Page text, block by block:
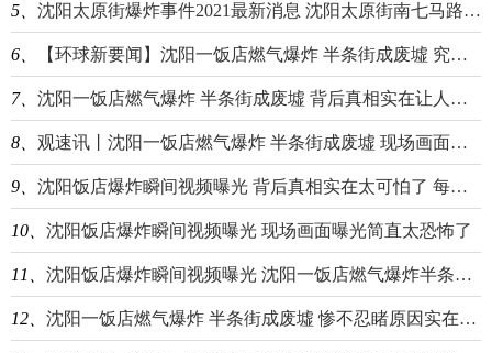
5、 沈阳太原街爆炸事件2021最新消息 沈阳太原街南七马路发生燃气爆炸事故事件-环球聚焦
6、 【环球新要闻】沈阳一饭店燃气爆炸 半条街成废墟 究竟是怎么回事？
7、 沈阳一饭店燃气爆炸 半条街成废墟 背后真相实在让人惊愕 环球快播
8、 观速讯丨沈阳一饭店燃气爆炸 半条街成废墟 现场画面曝光简直不忍直视
9、 沈阳饭店爆炸瞬间视频曝光 背后真相实在太可怕了 每日热讯
10、 沈阳饭店爆炸瞬间视频曝光 现场画面曝光简直太恐怖了
11、 沈阳饭店爆炸瞬间视频曝光 沈阳一饭店燃气爆炸半条街成废墟 热头条
12、 沈阳一饭店燃气爆炸 半条街成废墟 惨不忍睹原因实在令人惊呆-全球微速讯